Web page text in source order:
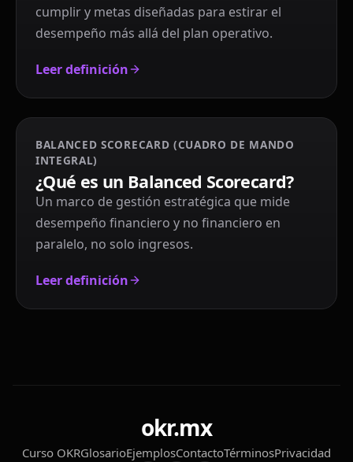
cumplir y metas diseñadas para estirar el
desempeño más allá del plan operativo.
Leer definición
BALANCED SCORECARD (CUADRO DE MANDO
INTEGRAL)
¿Qué es un Balanced Scorecard?
Un marco de gestión estratégica que mide
desempeño financiero y no financiero en
paralelo, no solo ingresos.
Leer definición
okr.mx
Curso OKRGlosarioEjemplosContactoTérminosPrivacidad